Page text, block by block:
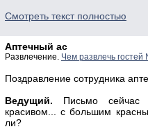
Смотреть текст полностью
Аптечный ас
Развлечение. Чем развлечь
Поздравление сотрудника
Ведущий. Письмо
красивом... с большим
ли?